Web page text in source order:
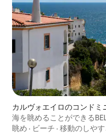
カルヴォエイロのコンドミ
海を眺めることができる
眺め · ビーチ · 移動のしやす